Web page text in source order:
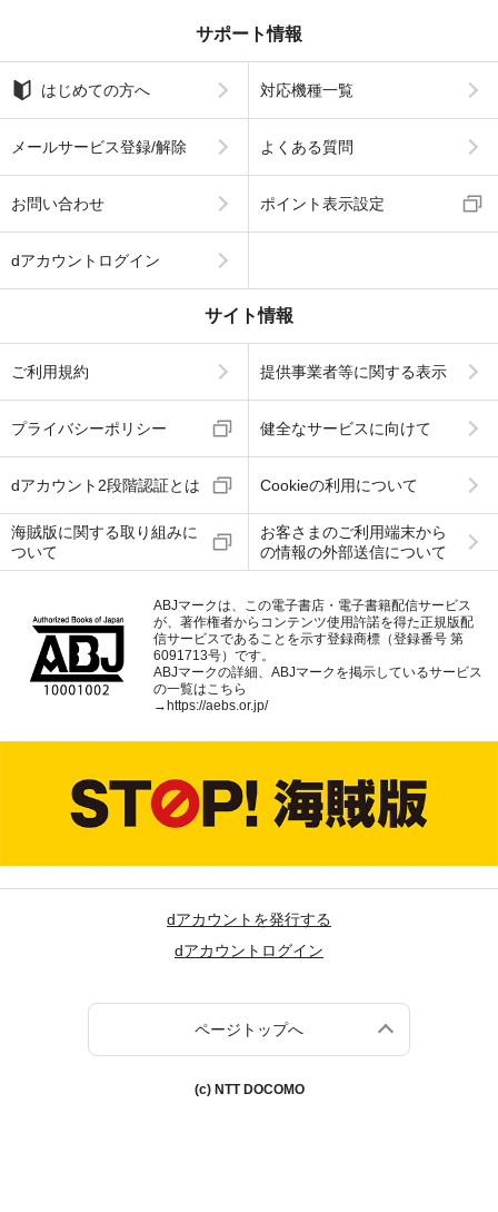
サポート情報
はじめての方へ 対応機種一覧
メールサービス登録/解除 よくある質問
お問い合わせ ポイント表示設定
dアカウントログイン
サイト情報
ご利用規約 提供事業者等に関する表示
プライバシーポリシー 健全なサービスに向けて
dアカウント2段階認証とは Cookieの利用について
海賊版に関する取り組みに
ついて
お客さまのご利用端末から
の情報の外部送信について
ABJマークは、この電子書店・電子書籍配信サービス
が、著作権者からコンテンツ使用許諾を得た正規版配
信サービスであることを示す登録商標（登録番号 第
6091713号）です。
ABJマークの詳細、ABJマークを掲示しているサービス
の一覧はこちら
→https://aebs.or.jp/
dアカウントを発行する
dアカウントログイン
ページトップへ
(c) NTT DOCOMO